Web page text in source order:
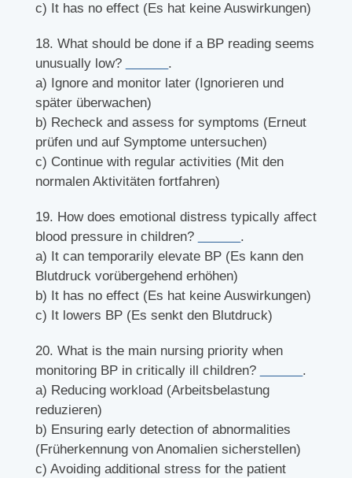
c) It has no effect (Es hat keine Auswirkungen)
18. What should be done if a BP reading seems
unusually low?
.
a) Ignore and monitor later (Ignorieren und
später überwachen)
b) Recheck and assess for symptoms (Erneut
prüfen und auf Symptome untersuchen)
c) Continue with regular activities (Mit den
normalen Aktivitäten fortfahren)
19. How does emotional distress typically affect
blood pressure in children?
.
a) It can temporarily elevate BP (Es kann den
Blutdruck vorübergehend erhöhen)
b) It has no effect (Es hat keine Auswirkungen)
c) It lowers BP (Es senkt den Blutdruck)
20. What is the main nursing priority when
monitoring BP in critically ill children?
.
a) Reducing workload (Arbeitsbelastung
reduzieren)
b) Ensuring early detection of abnormalities
(Früherkennung von Anomalien sicherstellen)
c) Avoiding additional stress for the patient